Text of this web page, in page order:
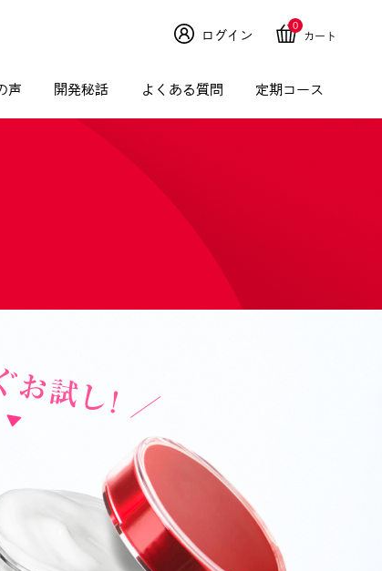
ログイン カート
0
声 開発秘話 よくある質問 定期コース